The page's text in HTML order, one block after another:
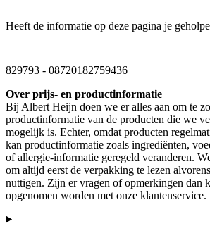
Heeft de informatie op deze pagina je
829793 - 08720182759436
Over prijs- en productinformatie
Bij Albert Heijn doen we er alles aan om te
productinformatie van de producten die we
mogelijk is. Echter, omdat producten
kan productinformatie zoals ingrediënten,
of allergie-informatie geregeld veranderen.
om altijd eerst de verpakking te lezen
nuttigen. Zijn er vragen of opmerkingen dan
opgenomen worden met onze klantenservice.